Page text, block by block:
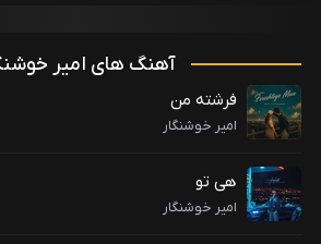
آهنگ های امیر
فرشته من
امیر خوشنگار
هی تو
امیر خوشنگار